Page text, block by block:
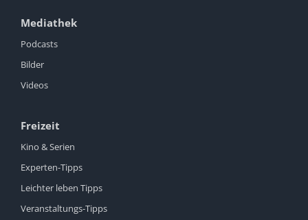
Mediathek
Podcasts
Bilder
Videos
Freizeit
Kino & Serien
Experten-Tipps
Leichter leben Tipps
Veranstaltungs-Tipps